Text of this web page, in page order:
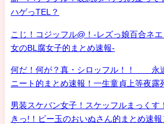
ハゲっTEL？
こじ！コジッフル@！-レズっ娘百合ネ
女のBL腐女子的まとめ速報-
何だ！何が？真・シロッフル！！ 永
ニート的まとめ速報！一生童貞上等夜露
男装スケバン女子！スケッフルまっくす
きっ!！ビー玉のおいぬさん的まとめ速